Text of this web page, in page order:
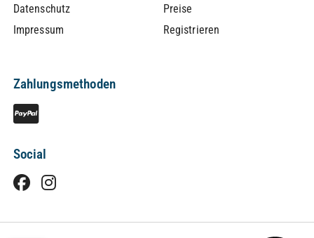
Datenschutz
Impressum
Preise
Registrieren
Zahlungsmethoden
Social